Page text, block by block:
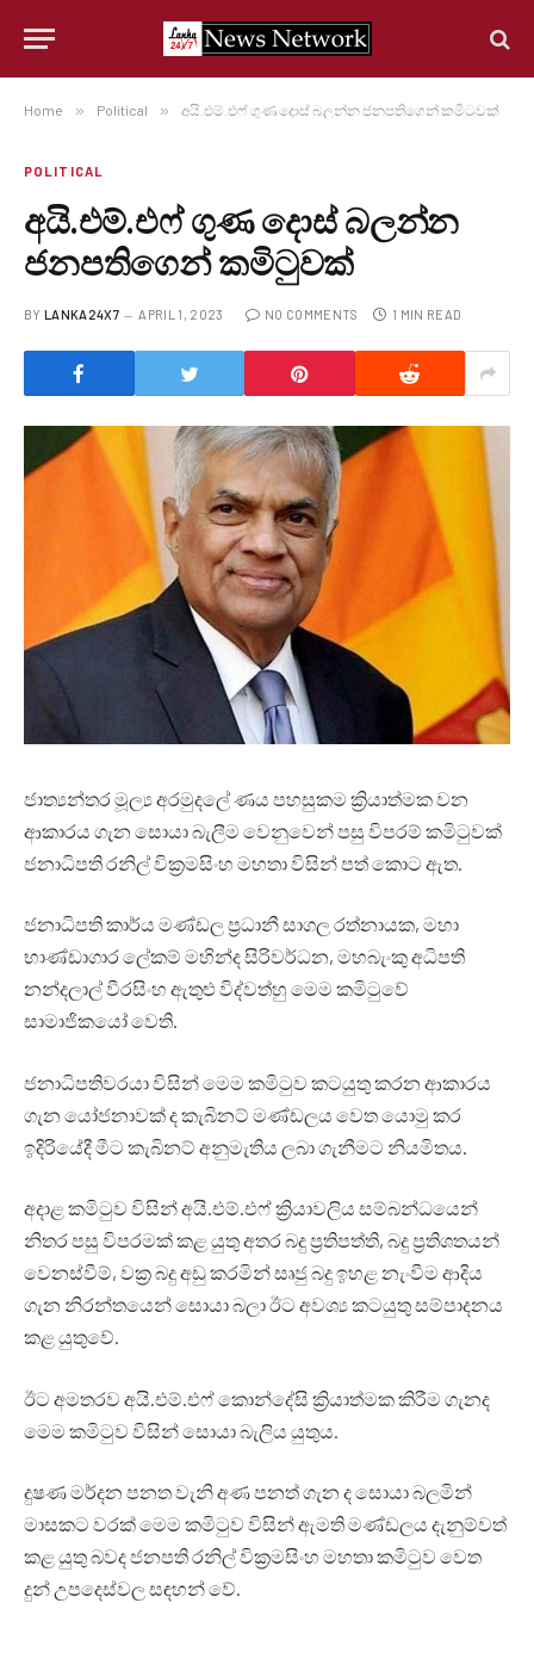
Home » Political » අයි.එම්.එෆ් ගුණ දොස් බලන්න ජනපතිගෙන් කමිටුවක්
POLITICAL
අයි.එම්.එෆ් ගුණ දොස් බලන්න
ජනපතිගෙන් කමිටුවක්
BY LANKA24X7 APRIL 1, 2023 NO COMMENTS 1 MIN READ
ජාත්‍යන්තර මූල්‍ය අරමුදලේ ණය පහසුකම ක්‍රියාත්මක වන
ආකාරය ගැන සොයා බැලීම වෙනුවෙන් පසු විපරම් කමිටුවක්
ජනාධිපති රනිල් වික්‍රමසිංහ මහතා විසින් පත් කොට ඇත.
ජනාධිපති කාර්ය මණ්ඩල ප්‍රධානී සාගල රත්නායක, මහා
භාණ්ඩාගාර ලේකම් මහින්ද සිරිවර්ධන, මහබැංකු අධිපති
නන්දලාල් වීරසිංහ ඇතුළු විද්වත්හු මෙම කමිටුවේ
සාමාජිකයෝ වෙති.
ජනාධිපතිවරයා විසින් මෙම කමිටුව කටයුතු කරන ආකාරය
ගැන යෝජනාවක් ද කැබිනට් මණ්ඩලය වෙත යොමු කර
ඉදිරියේදී මීට කැබිනට් අනුමැතිය ලබා ගැනීමට නියමිතය.
අදාළ කමිටුව විසින් අයි.එම්.එෆ් ක්‍රියාවලිය සම්බන්ධයෙන්
නිතර පසු විපරමක් කළ යුතු අතර බදු ප්‍රතිපත්ති, බදු ප්‍රතිශතයන්
වෙනස්වීම්, වක්‍ර බදු අඩු කරමින් සෘජු බදු ඉහළ නැංවීම ආදිය
ගැන නිරන්තයෙන් සොයා බලා ඊට අවශ්‍ය කටයුතු සම්පාදනය
කළ යුතුවේ.
ඊට අමතරව අයි.එම්.එෆ් කොන්දේසි ක්‍රියාත්මක කිරීම ගැනද
මෙම කමිටුව විසින් සොයා බැලිය යුතුය.
දුෂණ මර්දන පනත වැනි අණ පනත් ගැන ද සොයා බලමින්
මාසකට වරක් මෙම කමිටුව විසින් ඇමති මණ්ඩලය දැනුම්වත්
කළ යුතු බවද ජනපති රනිල් වික්‍රමසිංහ මහතා කමිටුව වෙත
දුන් උපදෙස්වල සඳහන් වේ.